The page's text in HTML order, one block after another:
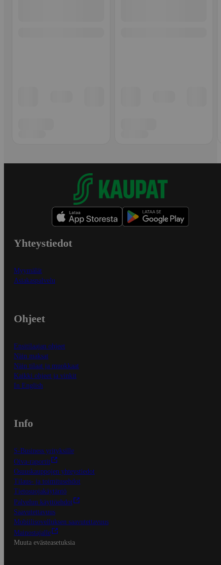
Yhteystiedot
Myymälät
Asiakaspalvelu
Ohjeet
Ensitilaajan ohjeet
Näin maksat
Näin tilaat ja muokkaat
Kaikki ohjeet ja vinkit
In English
Info
S-Business yrityksille
Oiva-raportit
Osuuskauppojen yhteystiedot
Tilaus- ja toimitusehdot
Tietosuojakäytäntö
Palvelun käyttöehdot
Saavutettavuus
Mobiilisovelluksen saavutettavuus
Mainostajalle
Muuta evästeasetuksia